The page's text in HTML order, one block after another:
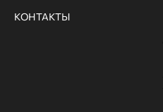
КОНТАКТЫ